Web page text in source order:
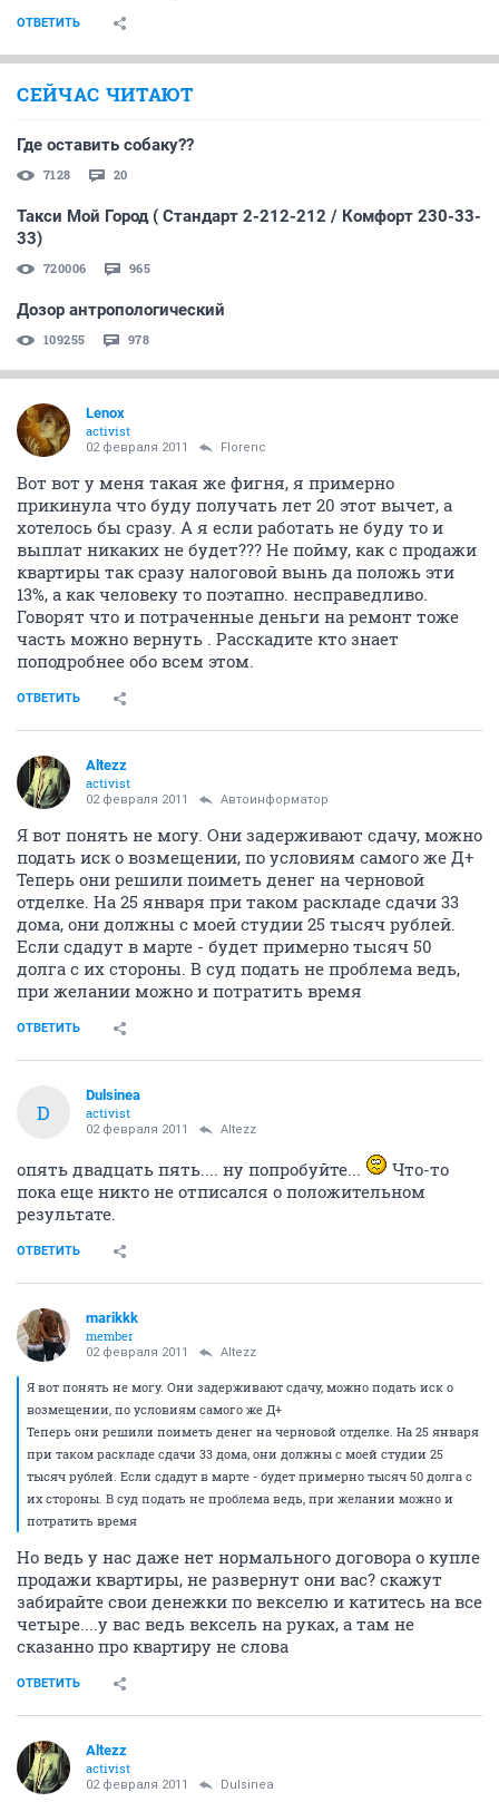
ОТВЕТИТЬ
СЕЙЧАС ЧИТАЮТ
Где оставить собаку??
7128 20
Такси Мой Город ( Стандарт 2-212-212 / Комфорт 230-33-
33)
720006 965
Дозор антропологический
109255 978
Lenox
activist
02 февраля 2011 Florenc
Вот вот у меня такая же фигня, я примерно
прикинула что буду получать лет 20 этот вычет, а
хотелось бы сразу. А я если работать не буду то и
выплат никаких не будет??? Не пойму, как с продажи
квартиры так сразу налоговой вынь да положь эти
13%, а как человеку то поэтапно. несправедливо.
Говорят что и потраченные деньги на ремонт тоже
часть можно вернуть . Расскадите кто знает
поподробнее обо всем этом.
ОТВЕТИТЬ
Altezz
activist
02 февраля 2011 Автоинформатор
Я вот понять не могу. Они задерживают сдачу, можно
подать иск о возмещении, по условиям самого же Д+
Теперь они решили поиметь денег на черновой
отделке. На 25 января при таком раскладе сдачи 33
дома, они должны с моей студии 25 тысяч рублей.
Если сдадут в марте - будет примерно тысяч 50
долга с их стороны. В суд подать не проблема ведь,
при желании можно и потратить время
ОТВЕТИТЬ
D
Dulsinea
activist
02 февраля 2011 Altezz
опять двадцать пять.... ну попробуйте...
Что-то
пока еще никто не отписался о положительном
результате.
ОТВЕТИТЬ
marikkk
member
02 февраля 2011 Altezz
Я вот понять не могу. Они задерживают сдачу, можно подать иск о
возмещении, по условиям самого же Д+
Теперь они решили поиметь денег на черновой отделке. На 25 января
при таком раскладе сдачи 33 дома, они должны с моей студии 25
тысяч рублей. Если сдадут в марте - будет примерно тысяч 50 долга с
их стороны. В суд подать не проблема ведь, при желании можно и
потратить время
Но ведь у нас даже нет нормального договора о купле
продажи квартиры, не развернут они вас? скажут
забирайте свои денежки по векселю и катитесь на все
четыре....у вас ведь вексель на руках, а там не
сказанно про квартиру не слова
ОТВЕТИТЬ
Altezz
activist
02 февраля 2011 Dulsinea